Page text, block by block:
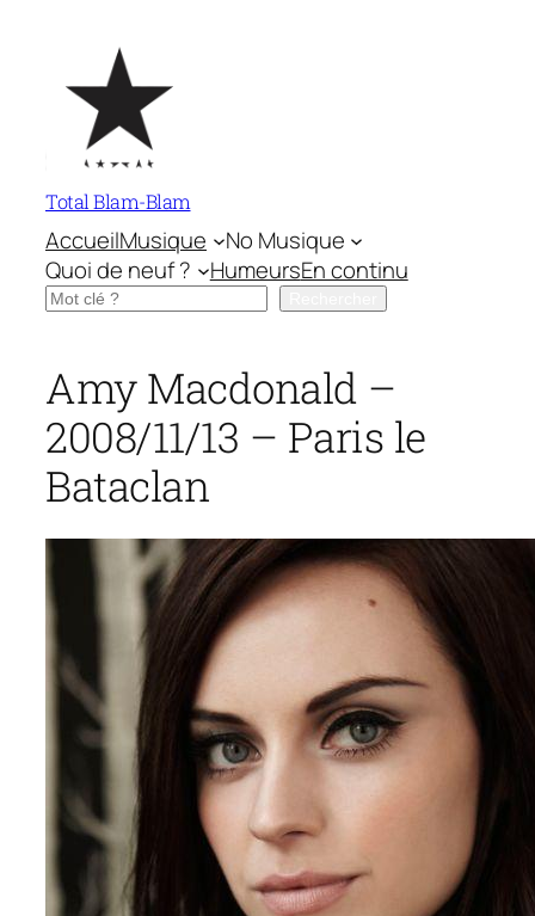
contenu
Total Blam-Blam
AccueilMusique
No Musique
Quoi de neuf ?
HumeursEn continu
Rechercher
Amy Macdonald –
2008/11/13 – Paris le
Bataclan